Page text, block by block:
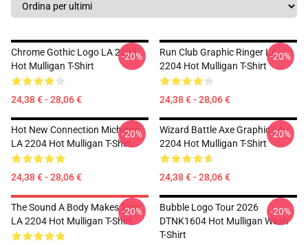
Chrome Gothic Logo LA 2204
Hot Mulligan T-Shirt
24,38 € - 28,06 €
-20%
Run Club Graphic Ringer LA
2204 Hot Mulligan T-Shirt
24,38 € - 28,06 €
-20%
Hot New Connection Michigan
LA 2204 Hot Mulligan T-Shirt
24,38 € - 28,06 €
-20%
Wizard Battle Axe Graphic LA
2204 Hot Mulligan T-Shirt
24,38 € - 28,06 €
-20%
The Sound A Body Makes Tour
LA 2204 Hot Mulligan T-Shirt
-20%
Bubble Logo Tour 2026
DTNK1604 Hot Mulligan Wash
T-Shirt
-20%